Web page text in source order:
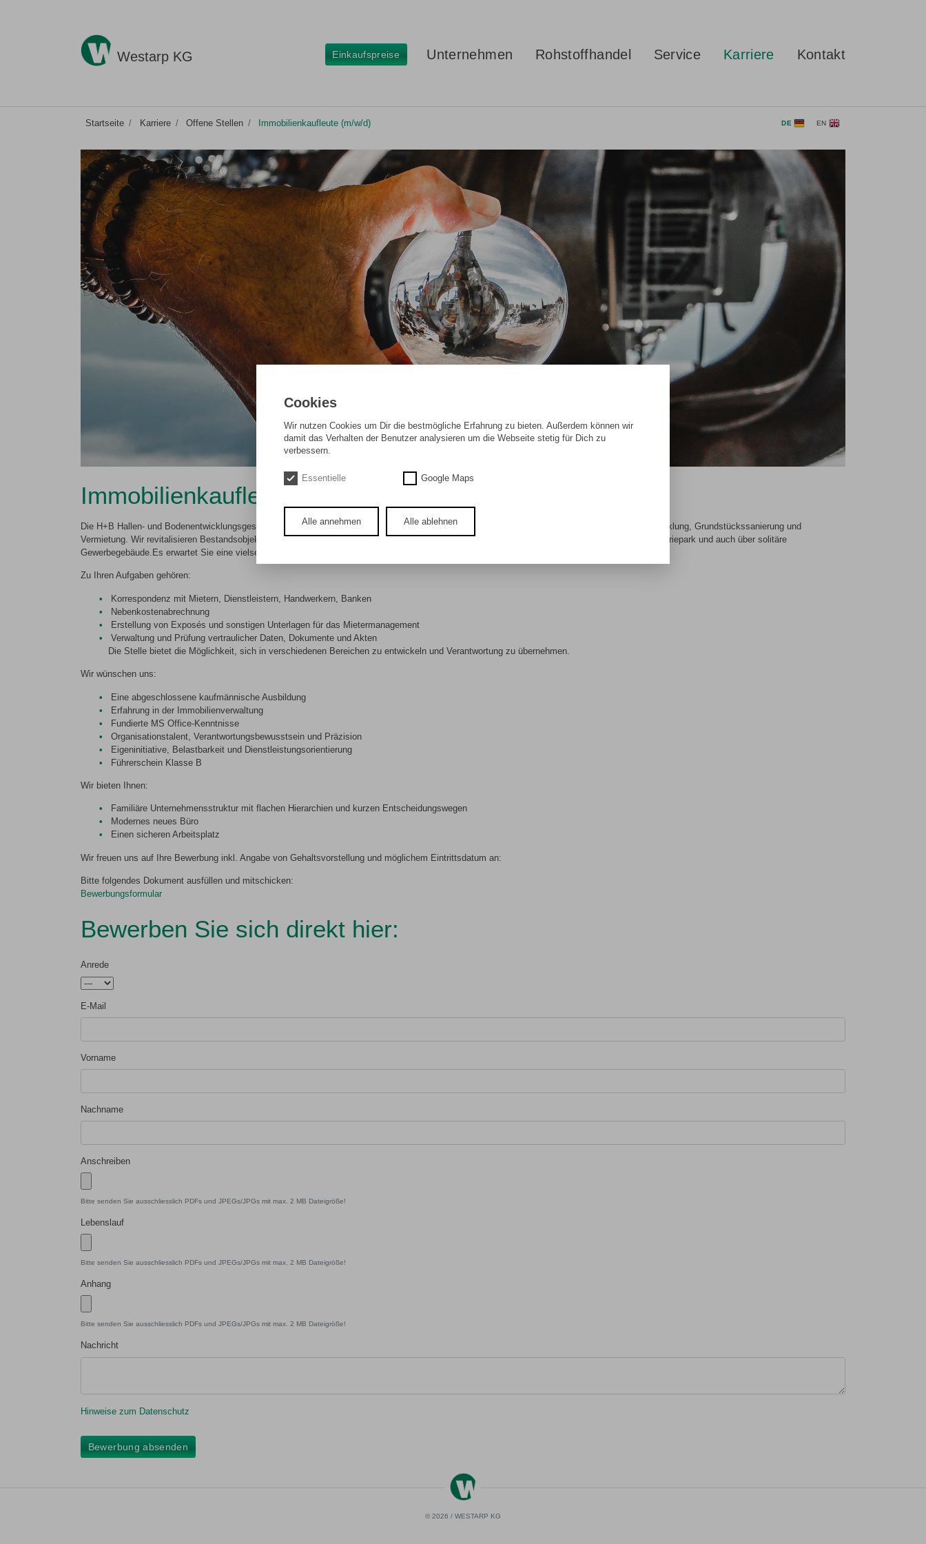
Westarp KG Einkaufspreise Unternehmen Rohstoffhandel Service Karriere Kontakt
Startseite Karriere Offene Stellen Immobilienkaufleute (m/w/d) DE EN
Immobilienkaufleute (m/w/d)
Die H+B Hallen- und Bodenentwicklungsgesellschaft mbH ist ein erfolgreiches, mittelständisches Unternehmen im Bereich Immobilienprojektentwicklung, Grundstückssanierung und
Vermietung. Wir revitalisieren Bestandsobjekte und entwickeln Neubauprojekte. Unter anderem verfügen wir über Logistikhallen, Büros, einen Industriepark und auch über solitäre
Gewerbegebäude.Es erwartet Sie eine vielseitige Stelle in unserem Unternehmen.
Zu Ihren Aufgaben gehören:
Korrespondenz mit Mietern, Dienstleistern, Handwerkern, Banken
Nebenkostenabrechnung
Erstellung von Exposés und sonstigen Unterlagen für das Mietermanagement
Verwaltung und Prüfung vertraulicher Daten, Dokumente und Akten
Die Stelle bietet die Möglichkeit, sich in verschiedenen Bereichen zu entwickeln und Verantwortung zu übernehmen.
Wir wünschen uns:
Eine abgeschlossene kaufmännische Ausbildung
Erfahrung in der Immobilienverwaltung
Fundierte MS Office-Kenntnisse
Organisationstalent, Verantwortungsbewusstsein und Präzision
Eigeninitiative, Belastbarkeit und Dienstleistungsorientierung
Führerschein Klasse B
Wir bieten Ihnen:
Familiäre Unternehmensstruktur mit flachen Hierarchien und kurzen Entscheidungswegen
Modernes neues Büro
Einen sicheren Arbeitsplatz
Wir freuen uns auf Ihre Bewerbung inkl. Angabe von Gehaltsvorstellung und möglichem Eintrittsdatum an:
Bitte folgendes Dokument ausfüllen und mitschicken:
Bewerbungsformular
Bewerben Sie sich direkt hier:
Anrede
E-Mail
Vorname
Nachname
Anschreiben
Bitte senden Sie ausschliesslich PDFs und JPEGs/JPGs mit max. 2 MB Dateigröße!
Lebenslauf
Bitte senden Sie ausschliesslich PDFs und JPEGs/JPGs mit max. 2 MB Dateigröße!
Anhang
Bitte senden Sie ausschliesslich PDFs und JPEGs/JPGs mit max. 2 MB Dateigröße!
Nachricht
Hinweise zum Datenschutz
Bewerbung absenden
© 2026 / WESTARP KG
Cookies
Wir nutzen Cookies um Dir die bestmögliche Erfahrung zu bieten. Außerdem können wir
damit das Verhalten der Benutzer analysieren um die Webseite stetig für Dich zu
verbessern.
Essentielle Google Maps
Alle annehmen Alle ablehnen